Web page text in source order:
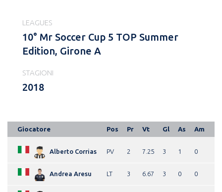
LEAGUES
10° Mr Soccer Cup 5 TOP Summer
Edition, Girone A
STAGIONI
2018
Giocatore Pos Pr Vt Gl As Am
Alberto Corrias PV 2 7.25 3 1 0
Andrea Aresu LT 3 6.67 3 0 0